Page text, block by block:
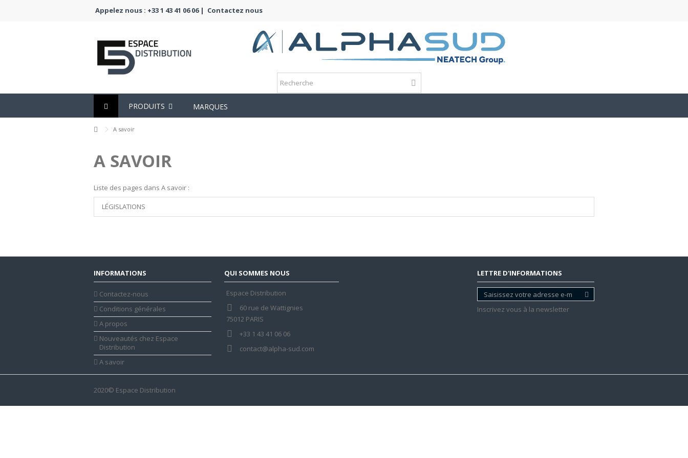
Appelez nous : +33 1 43 41 06 06 | Contactez nous
PRODUITS MARQUES
A savoir
A SAVOIR
Liste des pages dans A savoir :
LÉGISLATIONS
INFORMATIONS
Contactez-nous
Conditions générales
A propos
Nouveautés chez Espace
Distribution
A savoir
QUI SOMMES NOUS
Espace Distribution
60 rue de Wattignies
75012 PARIS
+33 1 43 41 06 06
contact@alpha-sud.com
LETTRE D'INFORMATIONS
Inscrivez vous à la newsletter
2020© Espace Distribution